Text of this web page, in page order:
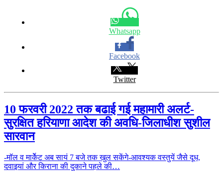
Whatsapp
Facebook
Twitter
10 फरवरी 2022 तक बढाई गई महामारी अलर्ट-
सुरक्षित हरियाणा आदेश की अवधि-जिलाधीश सुशील
सारवान
-मॉल व मार्केेट अब सायं 7 बजे तक खुल सकेंगे-आवश्यक वस्तुयें जैसे दूध,
दवाइयां और किराना की दुकाने पहले की…